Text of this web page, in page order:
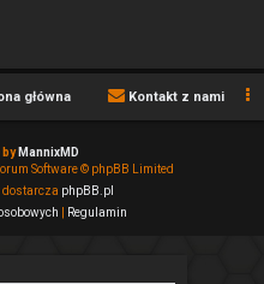
główna Kontakt z nami
by MannixMD
Software © phpBB Limited
dostarcza phpBB.pl
Regulamin